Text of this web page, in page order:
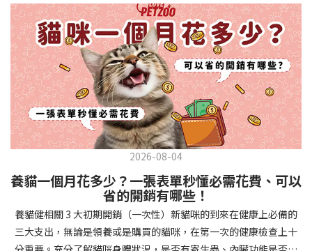
時立即獎勵。另外要處理的常見問題包括咬人、啃咬家具和亂叫。
每當出現不當行為，給予適當替代品（如咬玩具代替咬手），並在
幼犬選擇正確行為時獎勵，這比責罵更有效。社交化訓練 兩個月大
的幼犬正處於社會化黃金期，這階段的經驗將深刻影響未來性格。
安排幼犬接觸不同人類（包括兒童、戴眼鏡的人、使用拐杖的人
等）、各種動物、交通工具和環境聲音。起初保持在安全、受控的
情境中，逐漸增加複雜度。每次正面社交體驗後給予獎勵，建立幼
犬對新事物的積極態度。進階技巧強化 基礎訓練穩固後，可以進入
更複雜的技巧訓練。這包括遠距離控制、不同干擾下的指令遵從、
多步驟動作等。使用延遲獎勵技巧，讓幼犬學會即使沒有立即獎勵
也能保持良好行為。引入不同環境中的訓練，如公園、寵物店等，
幫助幼犬在各種情境下都能聽從指令。維持良好習慣 成功的訓練不
是一次性的，而是需要持續維護。即使幼犬已經掌握所有技能，也
要定期複習，防止行為退化。將訓練融入日常生活，如出門前的
下降，表示身體狀況不佳，應儘快就醫！📌 貓咪拉肚子判斷步驟5：
檢查是否需要帶去看獸醫 如果拉肚子 1~2 次但精神好、食慾正常，
可以先觀察，如果腹瀉超過 48 小時或水狀腹瀉 + 嗜睡、食慾下降、
嘔吐 應立即就醫。 透過這 5 個步驟，你可以快速判斷貓咪拉肚子的
原因與嚴重程度，確保毛孩的腸胃健康！如果不確定情況，還是建
議讓獸醫檢查，才能安心哦！🐾💖4種高風險群貓咪拉肚子要小心高
風險貓咪包含：幼貓、老貓、懷孕貓、有慢性疾病貓，這些貓咪在
身體狀況出現警訊時要特別注意，如拉肚子次數超過2次以上，就建
議直接尋求獸醫協助。2要訣判斷貓咪拉肚子要不要看醫生 高風險貓
的貓咪，如拉肚子超過2-3天，建議直接尋求獸醫師協助。並記得提
供觀察紀錄給予獸醫師進行專業判斷。貓咪拉肚子但精神很好？如
果飼主有發現貓咪拉肚子的情形，但貓咪的精神很好。有可能與飲
食方便相關，回想是否進食新的食物，或是正進行飼料更換的過
兩全其美！貓咪掉毛原因1. 皮膚問題貓咪皮膚問題是造成掉毛的常
見兇手！皮膚發炎、感染或是長期搔癢，都會讓貓咪的毛髮失去健
康光澤並大量脫落。常見的皮膚問題包括皮膚黴菌、細菌感染、疥
癬蟲等寄生蟲，甚至是皮膚過度乾燥。如果發現貓咪皮膚有紅腫、
結痂、脫屑或異常氣味，同時伴隨掉毛，建議盡快帶牠看獸醫哦！
貓咪掉毛原因2. 過敏誰說只有人類會過敏？貓咪也會！貓咪可能對
環境中的塵蟎、花粉、清潔劑，甚至是食物中的某些成分產生過敏
反應。過敏症狀不只是打噴嚏、流眼淚，還會引起皮膚搔癢和掉毛
問題。特別是食物過敏，更是常被忽略的掉毛元兇！如果貓咪經常
抓癢或舔舐特定部位，同時伴隨掉毛，很可能是過敏在作怪呢！貓
咪掉毛原因3. 營養不足貓咪的毛髮健康與營養息息相關！當貓咪飲
食中缺乏必要的蛋白質、脂肪酸（尤其是Omega-3和Omega-
6）、維生素或礦物質時，毛髮就會變得乾燥、脆弱，容易斷裂脫
落。長期餵食低品質或不均衡的貓糧，可能使貓咪營養不良，進而
2026-08-04
養貓一個月花多少？一張表單秒懂必需花費、可以
省的開銷有哪些！
養貓健相關 3 大初期開銷（一次性）新貓咪的到來在健康上必備的
三大支出，無論是領養或是購買的貓咪，在第一次的健康檢查上十